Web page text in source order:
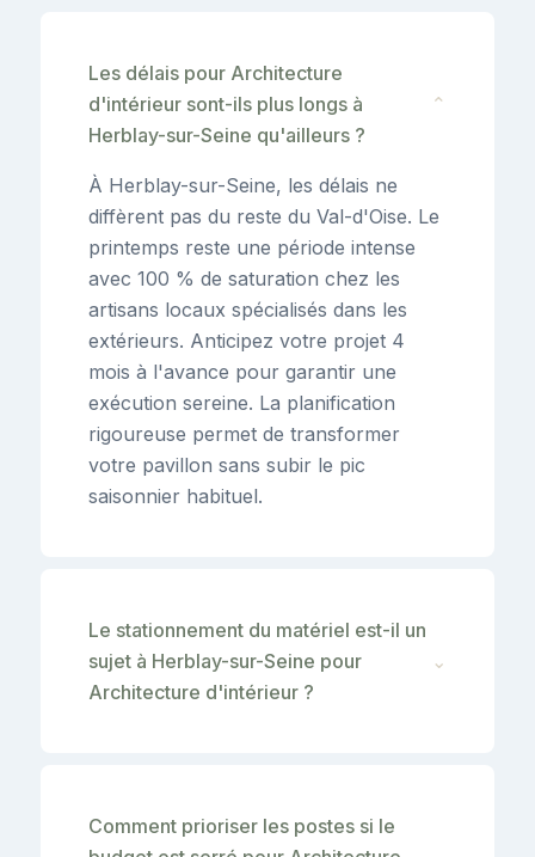
Les délais pour Architecture
d'intérieur sont-ils plus longs à
Herblay-sur-Seine qu'ailleurs ?
⌄
À Herblay-sur-Seine, les délais ne
diffèrent pas du reste du Val-d'Oise. Le
printemps reste une période intense
avec 100 % de saturation chez les
artisans locaux spécialisés dans les
extérieurs. Anticipez votre projet 4
mois à l'avance pour garantir une
exécution sereine. La planification
rigoureuse permet de transformer
votre pavillon sans subir le pic
saisonnier habituel.
Le stationnement du matériel est-il un
sujet à Herblay-sur-Seine pour
Architecture d'intérieur ?
⌄
Comment prioriser les postes si le